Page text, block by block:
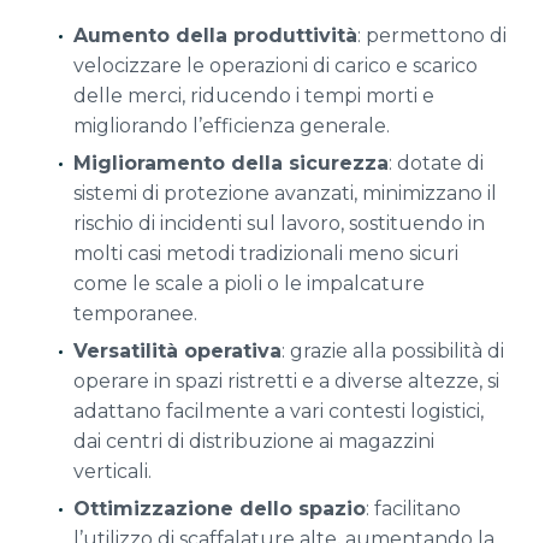
Aumento della produttività: permettono di
velocizzare le operazioni di carico e scarico
delle merci, riducendo i tempi morti e
migliorando l’efficienza generale.
Miglioramento della sicurezza: dotate di
sistemi di protezione avanzati, minimizzano il
rischio di incidenti sul lavoro, sostituendo in
molti casi metodi tradizionali meno sicuri
come le scale a pioli o le impalcature
temporanee.
Versatilità operativa: grazie alla possibilità di
operare in spazi ristretti e a diverse altezze, si
adattano facilmente a vari contesti logistici,
dai centri di distribuzione ai magazzini
verticali.
Ottimizzazione dello spazio: facilitano